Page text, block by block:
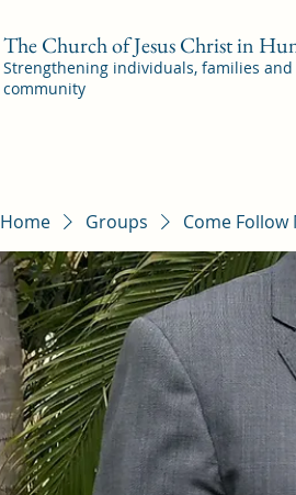
The Church of Jesus Christ in
Strengthening individuals, families
community
Home Groups Come Follow